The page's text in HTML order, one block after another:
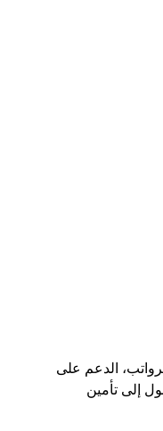
الرواتب، الدعم على
إلى تأمين